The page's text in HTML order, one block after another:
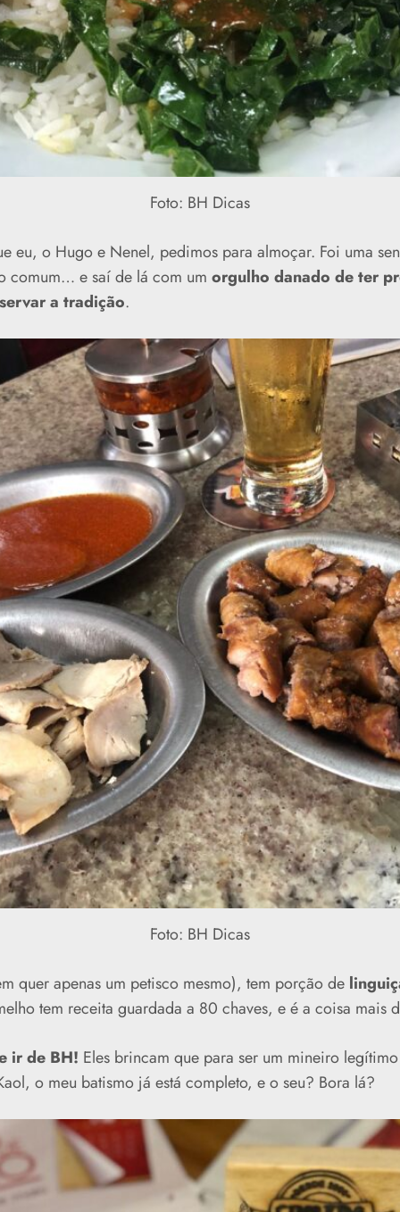
Foto: BH Dicas
eu, o Hugo e Nenel, pedimos para almoçar. Foi uma
comum… e saí de lá com um orgulho danado de ter
a tradição.
Foto: BH Dicas
quer apenas um petisco mesmo), tem porção de
tem receita guardada a 80 chaves, e é a coisa mais
ir de BH! Eles brincam que para ser um mineiro
o meu batismo já está completo, e o seu? Bora lá?